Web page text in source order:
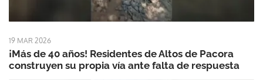
19 MAR 2026
¡Más de 40 años! Residentes de Altos de Pacora
construyen su propia vía ante falta de respuesta